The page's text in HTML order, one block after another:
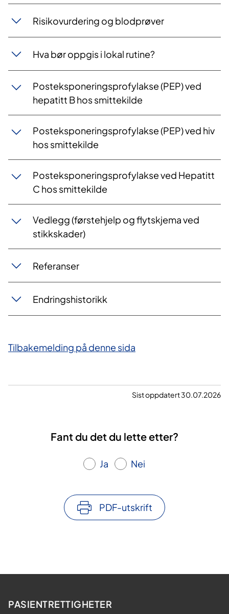
Risikovurdering og blodprøver
Hva bør oppgis i lokal rutine?
Posteksponeringsprofylakse (PEP) ved
hepatitt B hos smittekilde
Posteksponeringsprofylakse (PEP) ved hiv
hos smittekilde
Posteksponeringsprofylakse ved Hepatitt
C hos smittekilde
Vedlegg (førstehjelp og flytskjema ved
stikkskader)
Referanser
Endringshistorikk
Tilbakemelding på denne sida
Sist oppdatert 30.07.2026
Fant du det du lette etter?
Ja Nei
PDF-utskrift
PASIENTRETTIGHETER